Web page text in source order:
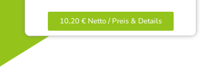
10,20 € Netto / Preis & Details